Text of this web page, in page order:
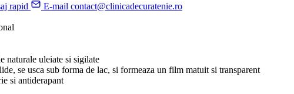
rapid E-mail contact@clinicadecuratenie.ro
naturale uleiate si sigilate
se usca sub forma de lac, si formeaza un film matuit si transparent
si antiderapant